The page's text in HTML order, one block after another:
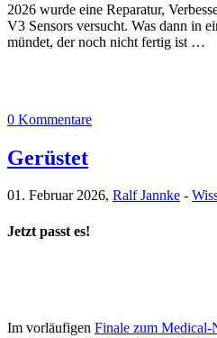
2026 wurde eine Reparatur,
V3 Sensors versucht. Was dann in
mündet, der noch nicht fertig ist …
0 Kommentare
Gerüstet
01. Februar 2026, Ralf Jannke -
Jetzt passt es!
Im vorläufigen Finale zum